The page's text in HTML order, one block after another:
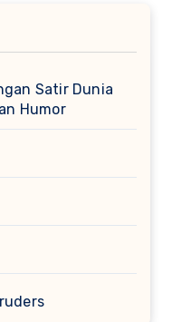
Satir Dunia
Humor